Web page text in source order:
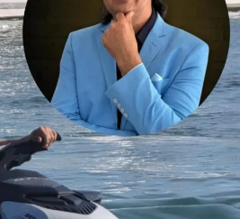
principais polos do
forte produção de grãos e
empresas, cooperativas e
demandam cada vez mais
duplo repertório. O Sul
assessores de investimento
É o segundo maior mercado
24,6% do total de profissionais.
um crescimento de
assessores.